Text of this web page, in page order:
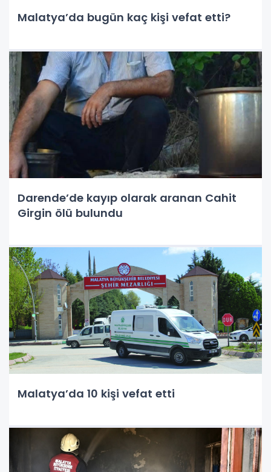
Malatya’da bugün kaç kişi vefat etti?
Darende’de kayıp olarak aranan Cahit
Girgin ölü bulundu
Malatya’da 10 kişi vefat etti